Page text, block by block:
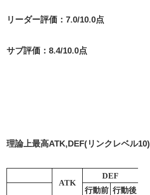
リーダー評価：7.0/10.0点
サブ評価：8.4/10.0点
理論上最高ATK,DEF(リンクレベル10)
ATK
DEF
行動前 行動後